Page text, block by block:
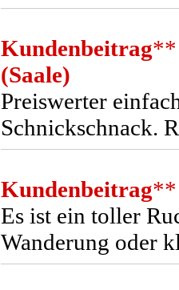
Kundenbeitrag**
(Saale)
Preiswerter
Schnickschnack.
Kundenbeitrag**
Es ist ein toller
Wanderung oder